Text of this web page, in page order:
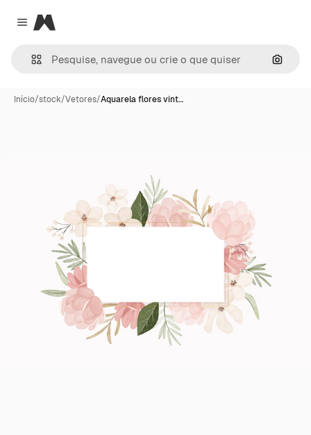
Close menu
Magnific
Início/stock/Vetores/Aquarela flores vint…